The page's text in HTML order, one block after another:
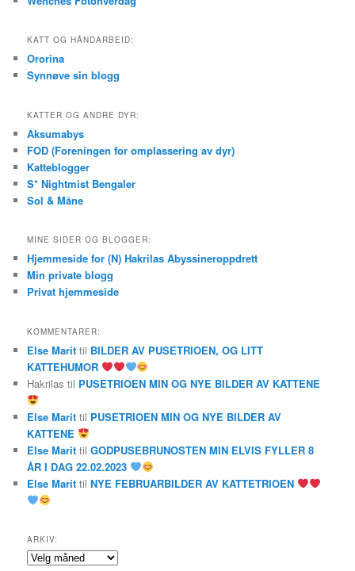
KATT OG HÅNDARBEID:
Ororina
Synnøve sin blogg
KATTER OG ANDRE DYR:
Aksumabys
FOD (Foreningen for omplassering av dyr)
Katteblogger
S* Nightmist Bengaler
Sol & Måne
MINE SIDER OG BLOGGER:
Hjemmeside for (N) Hakrilas Abyssineroppdrett
Min private blogg
Privat hjemmeside
KOMMENTARER:
Else Marit til BILDER AV PUSETRIOEN, OG LITT
KATTEHUMOR
Hakrilas til PUSETRIOEN MIN OG NYE BILDER AV KATTENE
Else Marit til PUSETRIOEN MIN OG NYE BILDER AV
KATTENE
Else Marit tilGODPUSEBRUNOSTEN MIN ELVIS FYLLER 8
ÅR I DAG 22.02.2023
Else Marit tilNYE FEBRUARBILDER AV KATTETRIOEN
ARKIV:
Arkiv: